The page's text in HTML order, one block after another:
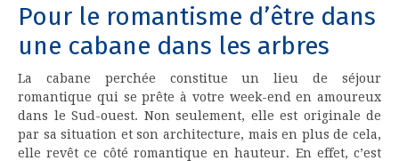
Pour le romantisme d’être dans
une cabane dans les arbres
La cabane perchée constitue un lieu de séjour
romantique qui se prête à votre week-end en amoureux
dans le Sud-ouest. Non seulement, elle est originale de
par sa situation et son architecture, mais en plus de cela,
elle revêt ce côté romantique en hauteur. En effet, c’est